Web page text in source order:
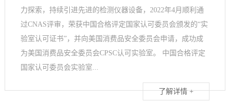
力探索，持续引进先进的检测仪器设备，2022年4月顺利通
过CNAS评审，荣获中国合格评定国家认可委员会颁发的“实
验室认可证书”，并向美国消费品安全委员会申请，成功成
为美国消费品安全委员会CPSC认可实验室。 中国合格评定
国家认可委员会实验室...
了解详情 +